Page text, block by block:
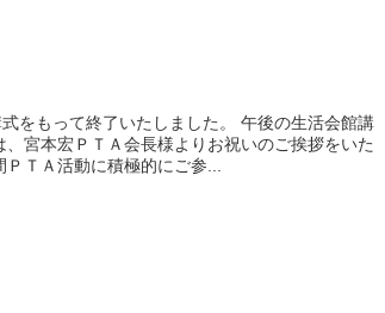
をもって終了いたしました。 午後の生活会館講
宮本宏ＰＴＡ会長様よりお祝いのご挨拶をいた
ＴＡ活動に積極的にご参...